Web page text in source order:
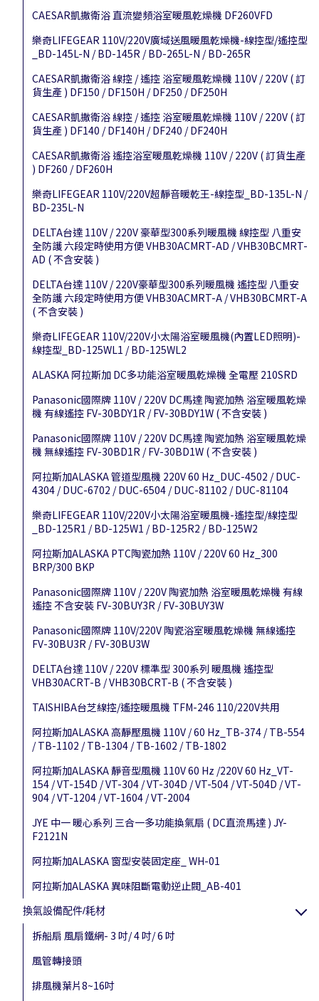
CAESAR凱撒衛浴 直流變頻浴室暖風乾燥機 DF260VFD
樂奇LIFEGEAR 110V/220V廣域送風暖風乾燥機-線控型/遙控型
_BD-145L-N / BD-145R / BD-265L-N / BD-265R
CAESAR凱撒衛浴 線控 / 遙控 浴室暖風乾燥機 110V / 220V ( 訂
貨生產 ) DF150 / DF150H / DF250 / DF250H
CAESAR凱撒衛浴 線控 / 遙控 浴室暖風乾燥機 110V / 220V ( 訂
貨生產 ) DF140 / DF140H / DF240 / DF240H
CAESAR凱撒衛浴 遙控浴室暖風乾燥機 110V / 220V ( 訂貨生產
) DF260 / DF260H
樂奇LIFEGEAR 110V/220V超靜音暖乾王-線控型_BD-135L-N /
BD-235L-N
DELTA台達 110V / 220V 豪華型300系列暖風機 線控型 八重安
全防護 六段定時使用方便 VHB30ACMRT-AD / VHB30BCMRT-
AD ( 不含安裝 )
DELTA台達 110V / 220V豪華型300系列暖風機 遙控型 八重安
全防護 六段定時使用方便 VHB30ACMRT-A / VHB30BCMRT-A
( 不含安裝 )
樂奇LIFEGEAR 110V/220V小太陽浴室暖風機(內置LED照明)-
線控型_BD-125WL1 / BD-125WL2
ALASKA 阿拉斯加 DC多功能浴室暖風乾燥機 全電壓 210SRD
Panasonic國際牌 110V / 220V DC馬達 陶瓷加熱 浴室暖風乾燥
機 有線遙控 FV-30BDY1R / FV-30BDY1W ( 不含安裝 )
Panasonic國際牌 110V / 220V DC馬達 陶瓷加熱 浴室暖風乾燥
機 無線遙控 FV-30BD1R / FV-30BD1W ( 不含安裝 )
阿拉斯加ALASKA 管道型風機 220V 60 Hz_DUC-4502 / DUC-
4304 / DUC-6702 / DUC-6504 / DUC-81102 / DUC-81104
樂奇LIFEGEAR 110V/220V小太陽浴室暖風機-遙控型/線控型
_BD-125R1 / BD-125W1 / BD-125R2 / BD-125W2
阿拉斯加ALASKA PTC陶瓷加熱 110V / 220V 60 Hz_300
BRP/300 BKP
Panasonic國際牌 110V / 220V 陶瓷加熱 浴室暖風乾燥機 有線
遙控 不含安裝 FV-30BUY3R / FV-30BUY3W
Panasonic國際牌 110V/220V 陶瓷浴室暖風乾燥機 無線遙控
FV-30BU3R / FV-30BU3W
DELTA台達 110V / 220V 標準型 300系列 暖風機 遙控型
VHB30ACRT-B / VHB30BCRT-B ( 不含安裝 )
TAISHIBA台芝線控/遙控暖風機 TFM-246 110/220V共用
阿拉斯加ALASKA 高靜壓風機 110V / 60 Hz_TB-374 / TB-554
/ TB-1102 / TB-1304 / TB-1602 / TB-1802
阿拉斯加ALASKA 靜音型風機 110V 60 Hz /220V 60 Hz_VT-
154 / VT-154D / VT-304 / VT-304D / VT-504 / VT-504D / VT-
904 / VT-1204 / VT-1604 / VT-2004
JYE 中一 暖心系列 三合一多功能換氣扇 ( DC直流馬達 ) JY-
F2121N
阿拉斯加ALASKA 窗型安裝固定座_ WH-01
阿拉斯加ALASKA 異味阻斷電動逆止閥_AB-401
換氣設備配件/耗材
拆船扇 風扇鐵網- 3 吋/ 4 吋/ 6 吋
風管轉接頭
排風機葉片8~16吋